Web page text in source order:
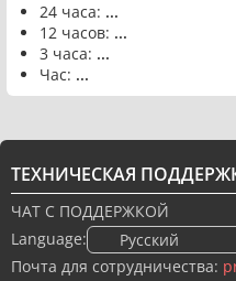
24 часа: ...
12 часов: ...
3 часа: ...
Час: ...
ТЕХНИЧЕСКАЯ
ЧАТ С ПОДДЕРЖКОЙ
Language:
🇷🇺 Русский
Почта для сотрудничества: